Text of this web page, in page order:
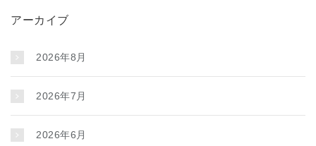
アーカイブ
2026年8月
2026年7月
2026年6月